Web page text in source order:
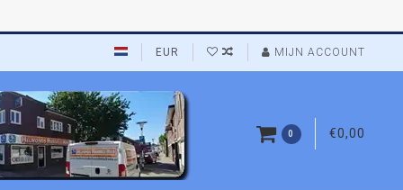
EUR MIJN ACCOUNT
0 €0,00